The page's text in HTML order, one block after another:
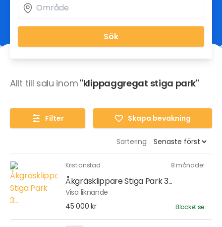
Sök
Allt till salu inom "klippaggregat stiga park"
Filter Skapa bevakning
Sortering:
Kristianstad 8 månader
Åkgräsklippare Stiga Park 3...
Visa liknande
45 000 kr
Blocket.se